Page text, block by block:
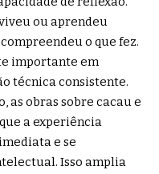
ou aprendeu
o que fez.
importante em
técnica consistente.
as obras sobre cacau e
a experiência
e se
Isso amplia